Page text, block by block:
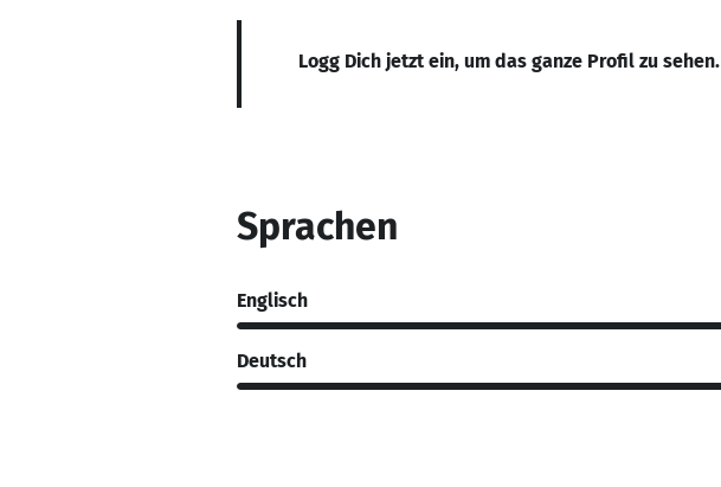
Logg Dich jetzt ein, um das ganze Profil zu sehen.
Sprachen
Englisch
Deutsch